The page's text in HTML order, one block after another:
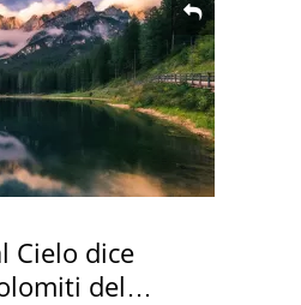
Cielo dice
del